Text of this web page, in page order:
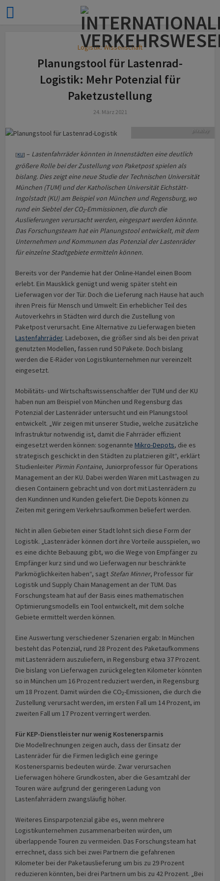
Logistik: Wissenschaft
Planungstool für Lastenrad-
Logistik: Mehr Potenzial für
Paketzustellung
24. März 2021
pixabay
[KU] – Lastenfahrräder könnten in Innenstädten eine deutlich
größere Rolle bei der Zustellung von Paketpost spielen als
bislang. Dies zeigt eine neue Studie der Technischen Universität
München (TUM) und der Katholischen Universität Eichstätt-
Ingolstadt (KU) am Beispiel von München und Regensburg, wo
rund ein Siebtel der CO2-Emmissionen, die durch die
Auslieferungen verursacht werden, eingespart werden könnte.
Das Forschungsteam hat ein Planungstool entwickelt, mit dem
Unternehmen und Kommunen das Potenzial der Lastenräder
für einzelne Stadtgebiete ermitteln können.
Bereits vor der Pandemie hat der Online-Handel einen Boom
erlebt. Ein Mausklick genügt und wenig später steht ein
Lieferwagen vor der Tür. Doch die Lieferung nach Hause hat auch
ihren Preis für Mensch und Umwelt: Ein erheblicher Teil des
Autoverkehrs in Städten wird durch die Zustellung von
Paketpost verursacht. Eine Alternative zu Lieferwagen bieten
Lastenfahrräder. Ladeboxen, die größer sind als bei den privat
genutzten Modellen, fassen rund 50 Pakete. Doch bislang
werden die E-Räder von Logistikunternehmen nur vereinzelt
eingesetzt.
Mobilitäts- und Wirtschaftswissenschaftler der TUM und der KU
haben nun am Beispiel von München und Regensburg das
Potenzial der Lastenräder untersucht und ein Planungstool
entwickelt. „Wir zeigen mit unserer Studie, welche zusätzliche
Infrastruktur notwendig ist, damit die Fahrräder effizient
eingesetzt werden können: sogenannteMikro-Depots, die es
strategisch geschickt in den Städten zu platzieren gilt“, erklärt
Studienleiter Pirmin Fontaine, Juniorprofessor für Operations
Management an der KU. Dabei werden Waren mit Lastwagen zu
diesen Containern gebracht und von dort mit Lastenrädern zu
den Kundinnen und Kunden geliefert. Die Depots können zu
Zeiten mit geringem Verkehrsaufkommen beliefert werden.
Nicht in allen Gebieten einer Stadt lohnt sich diese Form der
Logistik. „Lastenräder können dort ihre Vorteile ausspielen, wo
es eine dichte Bebauung gibt, wo die Wege von Empfänger zu
Empfänger kurz sind und wo Lieferwagen nur beschränkte
Parkmöglichkeiten haben“, sagt Stefan Minner, Professor für
Logistik und Supply Chain Management an der TUM. Das
Forschungsteam hat auf der Basis eines mathematischen
Optimierungsmodells ein Tool entwickelt, mit dem solche
Gebiete ermittelt werden können.
Eine Auswertung verschiedener Szenarien ergab: In München
besteht das Potenzial, rund 28 Prozent des Paketaufkommens
mit Lastenrädern auszuliefern, in Regensburg etwa 37 Prozent.
Die bislang von Lieferwagen zurückgelegten Kilometer könnten
so in München um 16 Prozent reduziert werden, in Regensburg
um 18 Prozent. Damit würden die CO2-Emissionen, die durch die
Zustellung verursacht werden, im ersten Fall um 14 Prozent, im
zweiten Fall um 17 Prozent verringert werden.
Für KEP-Dienstleister nur wenig Kostenersparnis
Die Modellrechnungen zeigen auch, dass der Einsatz der
Lastenräder für die Firmen lediglich eine geringe
Kostenersparnis bedeuten würde. Zwar verursachen
Lieferwagen höhere Grundkosten, aber die Gesamtzahl der
Touren wäre aufgrund der geringeren Ladung von
Lastenfahrrädern zwangsläufig höher.
Weiteres Einsparpotenzial gäbe es, wenn mehrere
Logistikunternehmen zusammenarbeiten würden, um
überlappende Touren zu vermeiden. Das Forschungsteam hat
errechnet, dass sich bei zwei Partnern die gefahrenen
Kilometer bei der Paketauslieferung um bis zu 29 Prozent
reduzieren könnten, bei drei Partnern um bis zu 42 Prozent. „Bei